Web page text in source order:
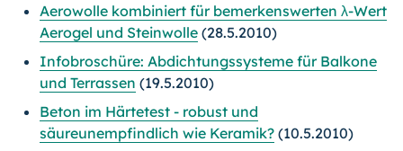
Aerowolle kombiniert für bemerkenswerten λ-Wert
Aerogel und Steinwolle (28.5.2010)
Infobroschüre: Abdichtungssysteme für Balkone
und Terrassen (19.5.2010)
Beton im Härtetest - robust und
säureunempfindlich wie Keramik? (10.5.2010)